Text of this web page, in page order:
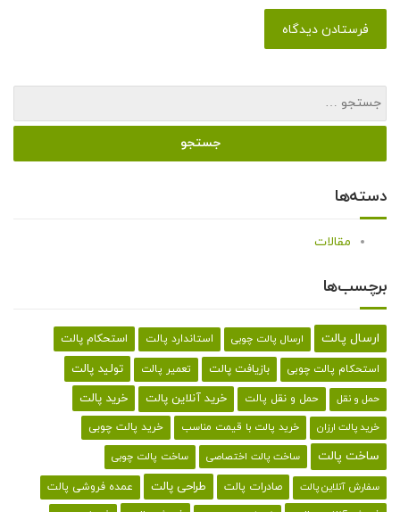
دسته‌ها
مقالات
برچسب‌ها
ارسال پالت ارسال پالت چوبی استاندارد پالت استحکام پالت
استحکام پالت چوبی بازیافت پالت تعمیر پالت تولید پالت
حمل و نقل حمل و نقل پالت خرید آنلاین پالت خرید پالت
خرید پالت ارزان خرید پالت با قیمت مناسب خرید پالت چوبی
ساخت پالت ساخت پالت اختصاصی ساخت پالت چوبی
سفارش آنلاین پالت صادرات پالت طراحی پالت عمده فروشی پالت